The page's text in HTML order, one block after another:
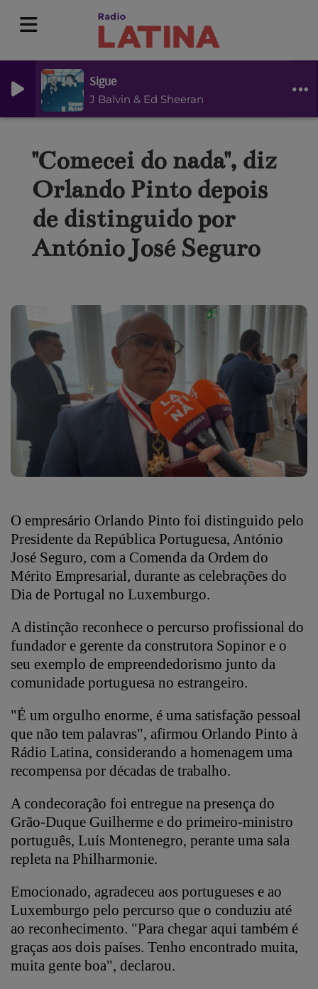
Sigue
J Balvin & Ed Sheeran
"Comecei do nada", diz
Orlando Pinto depois
de distinguido por
António José Seguro
O empresário Orlando Pinto foi distinguido pelo
Presidente da República Portuguesa, António
José Seguro, com a Comenda da Ordem do
Mérito Empresarial, durante as celebrações do
Dia de Portugal no Luxemburgo.
A distinção reconhece o percurso profissional do
fundador e gerente da construtora Sopinor e o
seu exemplo de empreendedorismo junto da
comunidade portuguesa no estrangeiro.
"É um orgulho enorme, é uma satisfação pessoal
que não tem palavras", afirmou Orlando Pinto à
Rádio Latina, considerando a homenagem uma
recompensa por décadas de trabalho.
A condecoração foi entregue na presença do
Grão-Duque Guilherme e do primeiro-ministro
português, Luís Montenegro, perante uma sala
repleta na Philharmonie.
Emocionado, agradeceu aos portugueses e ao
Luxemburgo pelo percurso que o conduziu até
ao reconhecimento. "Para chegar aqui também é
graças aos dois países. Tenho encontrado muita,
muita gente boa", declarou.